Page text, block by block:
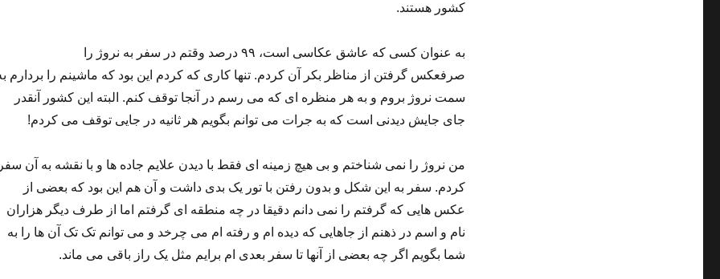
کشور هستند.
به عنوان کسی که عاشق عکاسی است، ۹۹ درصد وقتم در سفر به نروژ را
صرفعکس گرفتن از مناظر بکر آن کردم. تنها کاری که کردم این بود که ماشینم را بردارم
سمت نروژ بروم و به هر منظره ای که می رسم در آنجا توقف کنم. البته این کشور آنقدر
جای جایش دیدنی است که به جرات می توانم بگویم هر ثانیه در جایی توقف می کردم!
من نروژ را نمی شناختم و بی هیچ زمینه ای فقط با دیدن علایم جاده ها و با نقشه به آن
کردم. سفر به این شکل و بدون رفتن با تور یک بدی داشت و آن هم این بود که بعضی از
عکس هایی که گرفتم را نمی دانم دقیقا در چه منطقه ای گرفتم اما از طرف دیگر هزاران
نام و اسم در ذهنم از جاهایی که دیده ام و رفته ام می چرخد و می توانم تک تک آن ها را به
شما بگویم اگر چه بعضی از آنها تا سفر بعدی ام برایم مثل یک راز باقی می ماند.